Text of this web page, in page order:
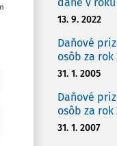
13. 9. 2022
Daňové
osôb za rok
31. 1. 2005
Daňové
osôb za rok
31. 1. 2007